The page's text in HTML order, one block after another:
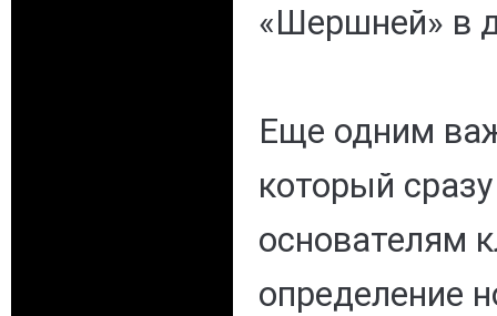
«Шершней» в
Еще одним
который
основателям
определение